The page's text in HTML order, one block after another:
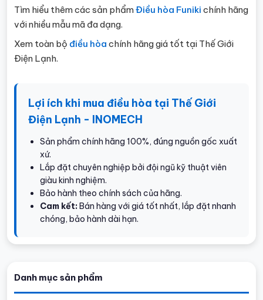
Danh mục sản phẩm
Tìm hiểu thêm các sản phẩmĐiều hòa Funiki chính hãng
với nhiều mẫu mã đa dạng.
Xem toàn bộ điều hòa chính hãng giá tốt tại Thế Giới
Điện Lạnh.
Lợi ích khi mua điều hòa tại Thế Giới
Điện Lạnh - INOMECH
Sản phẩm chính hãng 100%, đúng nguồn gốc xuất
xứ.
Lắp đặt chuyên nghiệp bởi đội ngũ kỹ thuật viên
giàu kinh nghiệm.
Bảo hành theo chính sách của hãng.
Cam kết:Bán hàng với giá tốt nhất, lắp đặt nhanh
chóng, bảo hành dài hạn.